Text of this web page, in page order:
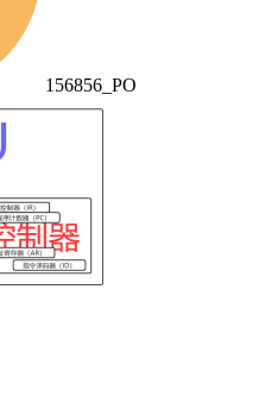
156856_PO